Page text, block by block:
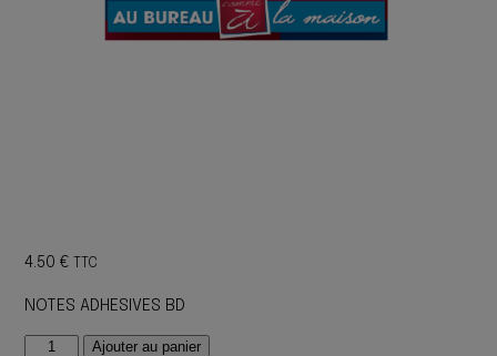
4.50€ TTC
NOTES ADHESIVES BD
quantité Ajouter au panier